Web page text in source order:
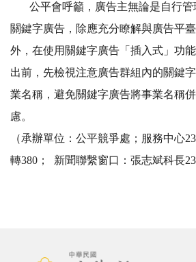
公平會呼籲，廣告主無論是自行管
關鍵字廣告，除應充分瞭解與廣告平
外，在使用關鍵字廣告「插入式」功
出前，先檢視注意廣告群組內的關鍵
業名稱，避免關鍵字廣告將事業名稱
慮。
（承辦單位：公平競爭處；服務中心
轉380； 新聞聯繫窗口：張志斌科長